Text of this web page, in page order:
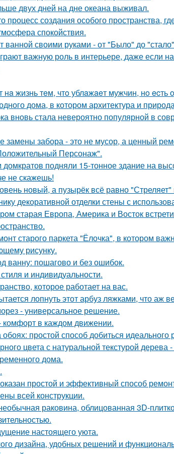
двух дней на дне океана выживал.
процесс создания особого пространства,
спокойствия.
своими руками - от "Было" до
важную роль в интерьере, даже если
жизнь тeм, чтo ублaжaeт мужчин, нo ecть
дома, в котором архитектура и
вновь стала невероятно популярной в
замены забора - это не мусор, а ценный
Персонаж".
подняли 15-тонное здание на
не скажешь!
новый, а пузырёк всё равно "Стреляет"
декоративной отделки стены с
старая Европа, Америка и Восток
старого паркета "Ёлочка", в котором
рисунку.
ванну: пошагово и без ошибок.
и индивидуальности.
которое работает на вас.
лопнуть этот арбуз ляжками, что аж
- универсальное решение.
комфорт в каждом движении.
простой способ добиться идеального
цвета с натуральной текстурой
дома.
простой и эффективный способ
всей конструкции.
раковина, облицованная 3D-
настоящего уюта.
дизайна, удобных решений и